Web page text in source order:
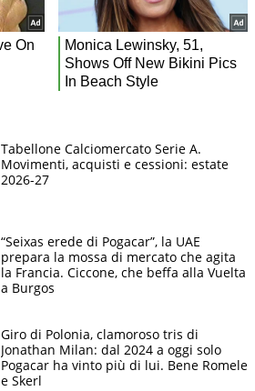
Tabellone Calciomercato Serie A.
Movimenti, acquisti e cessioni: estate
2026-27
“Seixas erede di Pogacar”, la UAE
prepara la mossa di mercato che agita
la Francia. Ciccone, che beffa alla Vuelta
a Burgos
Giro di Polonia, clamoroso tris di
Jonathan Milan: dal 2024 a oggi solo
Pogacar ha vinto più di lui. Bene Romele
e Skerl